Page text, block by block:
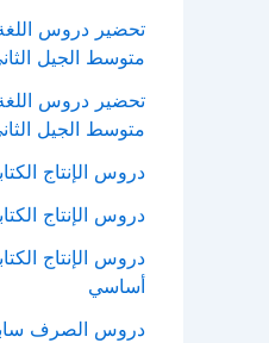
تحضير دروس اللغة
متوسط الجيل
تحضير دروس اللغة
متوسط الجيل
دروس الإنتاج
دروس الإنتاج
دروس الإنتاج
أساسي
دروس الصرف